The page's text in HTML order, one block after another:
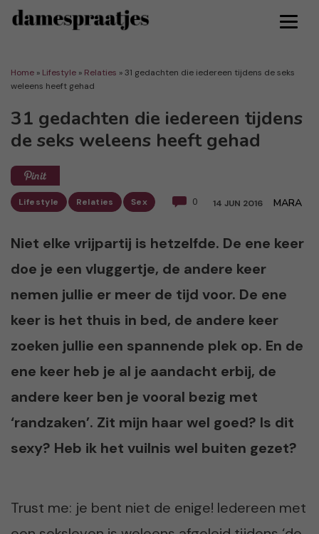
Home » Lifestyle » Relaties »31 gedachten die iedereen tijdens de seks
weleens heeft gehad
31 gedachten die iedereen tijdens
de seks weleens heeft gehad
Lifestyle Relaties Sex 0 14 JUN 2016 MARA
Niet elke vrijpartij is hetzelfde. De ene keer
doe je een vluggertje, de andere keer
nemen jullie er meer de tijd voor. De ene
keer is het thuis in bed, de andere keer
zoeken jullie een spannende plek op. En de
ene keer heb je al je aandacht erbij, de
andere keer ben je vooral bezig met
‘randzaken’. Zit mijn haar wel goed? Is dit
sexy? Heb ik het vuilnis wel buiten gezet?
Trust me: je bent niet de enige! Iedereen met